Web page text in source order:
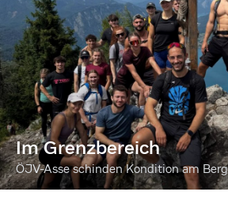
Im Grenzbereich
ÖJV-Asse schinden Kondition am Berg